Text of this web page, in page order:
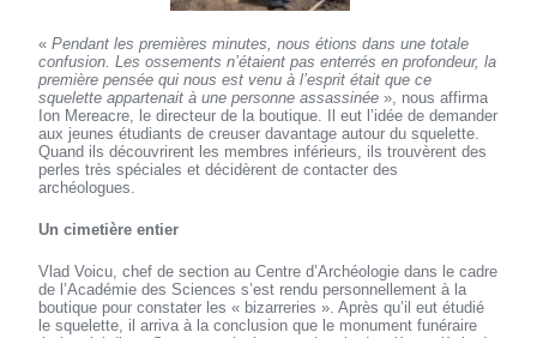
«Pendant les premières minutes, nous étions dans une totale
confusion. Les ossements n’étaient pas enterrés en profondeur, la
première pensée qui nous est venu à l’esprit était que ce
squelette appartenait à une personne assassinée », nous affirma
Ion Mereacre, le directeur de la boutique. Il eut l’idée de demander
aux jeunes étudiants de creuser davantage autour du squelette.
Quand ils découvrirent les membres inférieurs, ils trouvèrent des
perles très spéciales et décidèrent de contacter des
archéologues.
Un cimetière entier
Vlad Voicu, chef de section au Centre d’Archéologie dans le cadre
de l’Académie des Sciences s’est rendu personnellement à la
boutique pour constater les « bizarreries ». Après qu’il eut étudié
le squelette, il arriva à la conclusion que le monument funéraire